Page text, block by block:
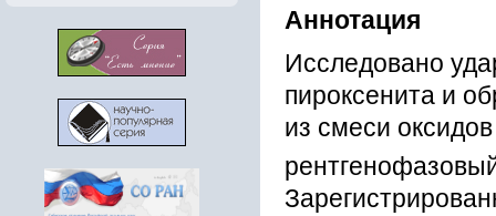
Аннотация
Исследовано
пироксенита и
из смеси